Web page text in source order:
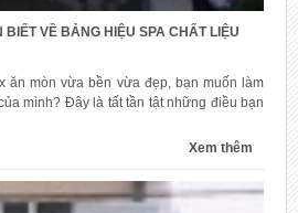
VỀ BẢNG HIỆU SPA CHẤT LIỆU
ăn mòn vừa bền vừa đẹp, bạn muốn làm
mình? Đây là tất tần tật những điều bạn
Xem thêm